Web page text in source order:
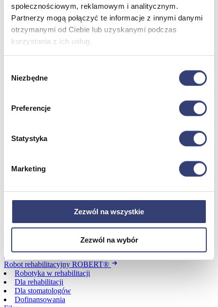
społecznościowym, reklamowym i analitycznym.
Partnerzy mogą połączyć te informacje z innymi danymi
otrzymanymi od Ciebie lub uzyskanymi podczas
korzystania z ich usług.
zgody
Niezbędne
Preferencje
Statystyka
Marketing
Zezwól na wszystkie
Zezwól na wybór
Fotele
Zobacz wszystko
Spa & Wellness
Fotele do masażu
Zobacz wszystko
Dofinansowania
Dofinansowania
Aquatizer Testowy
Robot rehabilitacyjny ROBERT®
Robotyka w rehabilitacji
Dla rehabilitacji
Dla stomatologów
Dofinansowania